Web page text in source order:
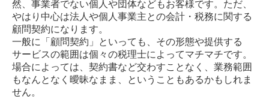
事務所紹介
業務案内
経営理念
然、事業者でない個人や団体などもお客様です。ただ、
やはり中心は法人や個人事業主との会計・税務に関する
顧問契約になります。
一般に「顧問契約」といっても、その形態や提供する
サービスの範囲は個々の税理士によってマチマチです。
場合によっては、契約書など交わすことなく、業務範囲
もなんとなく曖昧なまま、ということもあるかもしれま
せん。